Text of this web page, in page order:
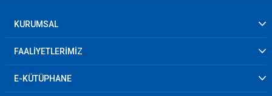
KURUMSAL
FAALİYETLERİMİZ
E-KÜTÜPHANE